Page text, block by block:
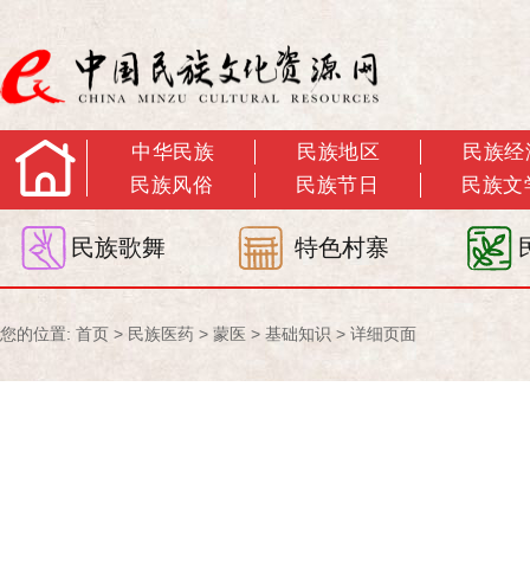
中华民族 民族地区
民族经
民族风俗
民族节日 民族文
民族歌舞 特色村寨
您的位置: 首页 > 民族医药 > 蒙医 > 基础知识 > 详细页面